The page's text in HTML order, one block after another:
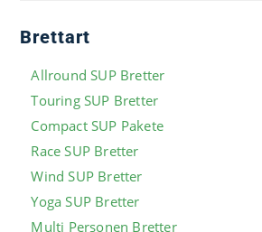
Brettart
Allround SUP Bretter
Touring SUP Bretter
Compact SUP Pakete
Race SUP Bretter
Wind SUP Bretter
Yoga SUP Bretter
Multi Personen Bretter